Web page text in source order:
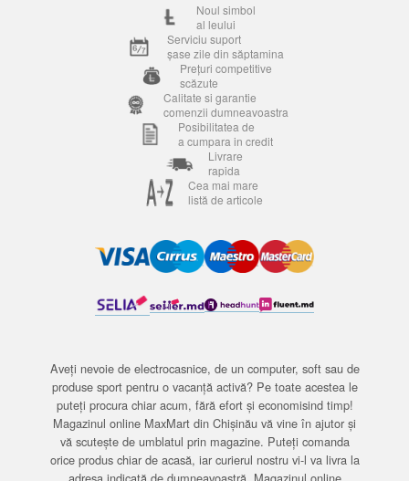
Noul simbol
al leului
Serviciu suport
șase zile din săptamina
Prețuri competitive
scăzute
Calitate si garantie
comenzii dumneavoastra
Posibilitatea de
a cumpara in credit
Livrare
rapida
Cea mai mare
listă de articole
Aveți nevoie de electrocasnice, de un computer, soft sau de
produse sport pentru o vacanță activă? Pe toate acestea le
puteți procura chiar acum, fără efort și economisind timp!
Magazinul online MaxMart din Chișinău vă vine în ajutor și
vă scutește de umblatul prin magazine. Puteți comanda
orice produs chiar de acasă, iar curierul nostru vi-l va livra la